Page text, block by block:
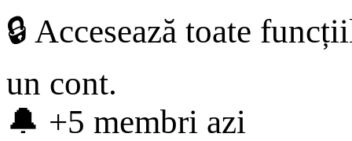
🔒 Accesează toate
un cont.
🔔 +5 membri azi